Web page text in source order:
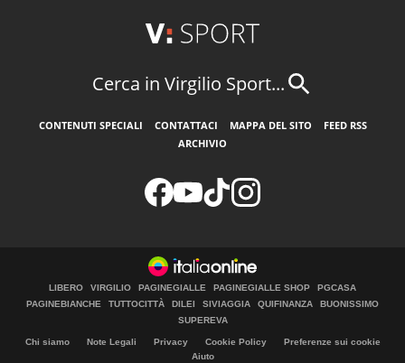
Cerca in Virgilio Sport...
CONTENUTI SPECIALI CONTATTACI MAPPA DEL SITO
FEED RSS
ARCHIVIO
LIBERO VIRGILIO PAGINEGIALLE PAGINEGIALLE SHOP
PGCASA
PAGINEBIANCHE
TUTTOCITTÀ DILEI SIVIAGGIA QUIFINANZA
BUONISSIMO
SUPEREVA
Chi siamo Note Legali Privacy Cookie Policy
Preferenze sui cookie
Aiuto